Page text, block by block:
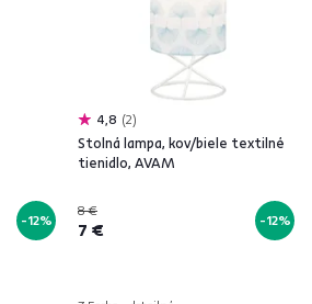
-12%
4,8 2
Stolná lampa, kov/biele textilné
tienidlo, AVAM
8 €
7 € -12%